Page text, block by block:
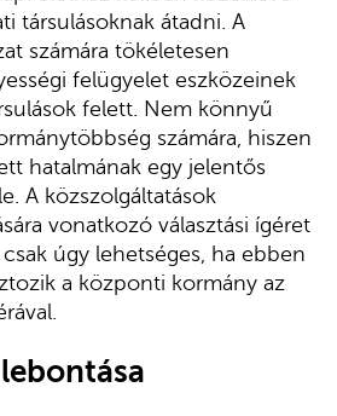
társulásoknak átadni. A
számára tökéletesen
felügyelet eszközeinek
felett. Nem könnyű
számára, hiszen
hatalmának egy jelentős
A közszolgáltatások
vonatkozó választási ígéret
úgy lehetséges, ha ebben
a központi kormány az